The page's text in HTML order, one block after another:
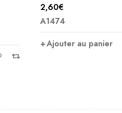
2,60€
A2609
Ajouter au panier